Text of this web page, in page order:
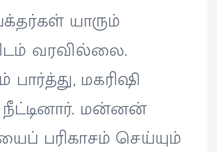
யாரும்
வரவில்லை.
மகரிஷி
மன்னன்
பரிகாசம் செய்யும்